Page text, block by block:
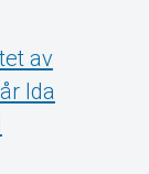
av
Ida